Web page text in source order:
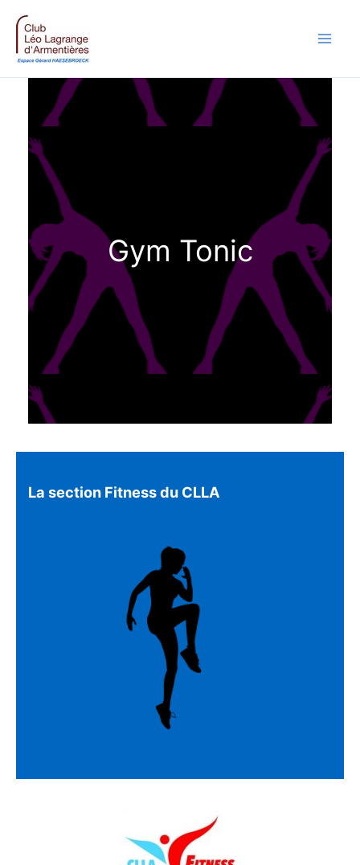
Aller
contenu
Gym Tonic
La section Fitness du CLLA